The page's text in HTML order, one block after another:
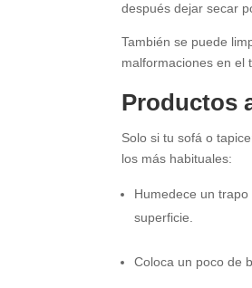
después dejar secar
También se puede
malformaciones en el
Productos
Solo si tu sofá o
los más habituales:
Humedece un
superficie.
Coloca un poco de